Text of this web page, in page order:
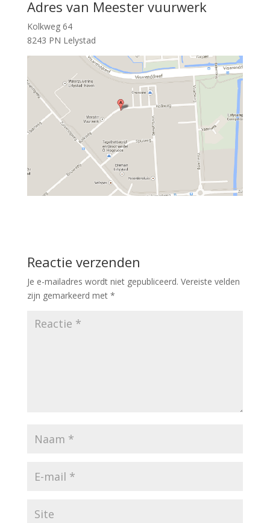
Adres van Meester vuurwerk
Kolkweg 64
8243 PN Lelystad
Reactie verzenden
Je e-mailadres wordt niet gepubliceerd. Vereiste velden
zijn gemarkeerd met *